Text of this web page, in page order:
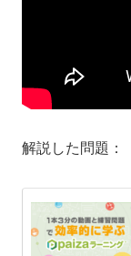
解説した問題：